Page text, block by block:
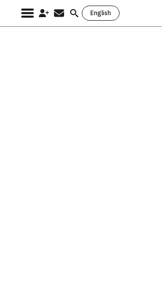
English
Search